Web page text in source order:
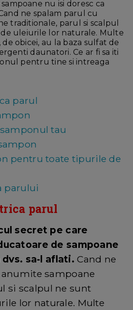
nu isi doresc ca
ne spalam parul cu
traditionale, parul si scalpul
uleiurile lor naturale. Multe
obicei, au la baza sulfat de
daunatori. Ce ar fi sa iti
pentru tine si intreaga
parul
tau
pentru toate tipurile de
parului
parul
secret pe care
de sampoane
sa-l aflati. Cand ne
sampoane
si scalpul ne sunt
lor naturale. Multe